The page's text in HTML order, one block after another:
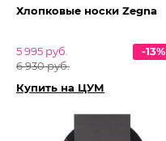
Хлопковые носки Zegna
5 995 руб.
6 930 руб.
-13%
Купить на ЦУМ